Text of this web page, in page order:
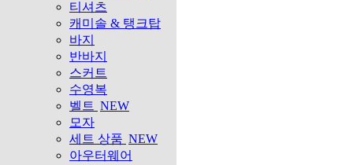
티셔츠
캐미솔 & 탱크탑
바지
반바지
스커트
수영복
벨트 NEW
모자
세트 상품 NEW
아우터웨어